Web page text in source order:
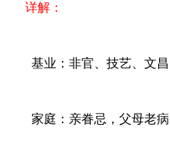
详解：
基业：非官、技艺、文昌
家庭：亲眷忌，父母老病